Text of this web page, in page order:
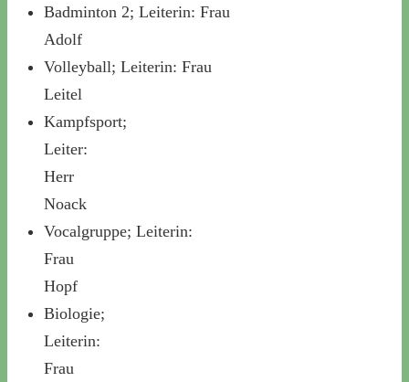
Badminton 2; Leiterin: Frau
Adolf
Volleyball; Leiterin: Frau
Leitel
Kampfsport;
Leiter:
Herr
Noack
Vocalgruppe; Leiterin:
Frau
Hopf
Biologie;
Leiterin:
Frau